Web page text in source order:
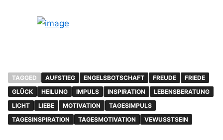
TAGGED AUFSTIEG ENGELSBOTSCHAFT FREUDE
FRIEDE
GLÜCK
HEILUNG IMPULS INSPIRATION
LEBENSBERATUNG
LICHT
LIEBE MOTIVATION
TAGESIMPULS
TAGESINSPIRATION
TAGESMOTIVATION VEWUSSTSEIN